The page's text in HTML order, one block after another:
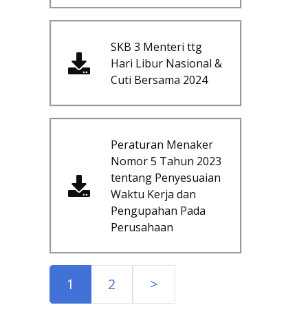
SKB 3 Menteri ttg
Hari Libur Nasional &
Cuti Bersama 2024
Peraturan Menaker
Nomor 5 Tahun 2023
tentang Penyesuaian
Waktu Kerja dan
Pengupahan Pada
Perusahaan
1 2 >